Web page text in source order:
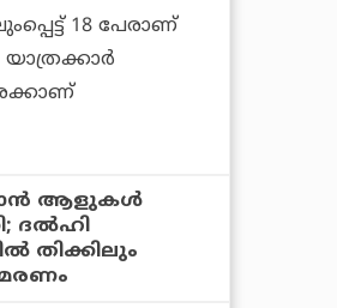
18 പേരാണ്
യാത്രക്കാര്‍
ആളുകൾ
ദൽഹി
തിക്കിലും
മരണം